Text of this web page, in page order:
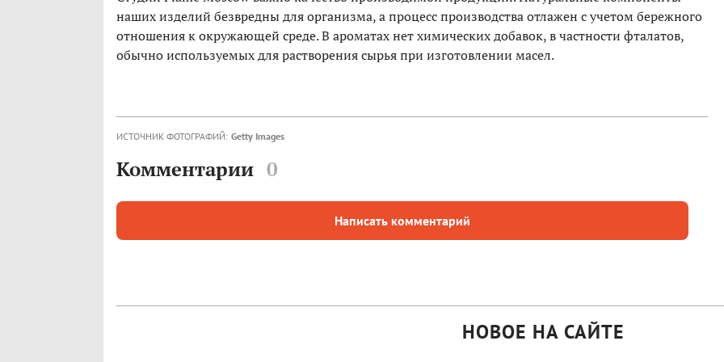
наших изделий безвредны для организма, а процесс производства отлажен с учетом бережного
отношения к окружающей среде. В ароматах нет химических добавок, в частности фталатов,
обычно используемых для растворения сырья при изготовлении масел.
ИСТОЧНИК ФОТОГРАФИЙ: Getty Images
Комментарии 0
Написать комментарий
НОВОЕ НА САЙТЕ